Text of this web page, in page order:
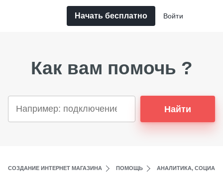
Начать бесплатно Войти
Как вам помочь ?
Найти
СОЗДАНИЕ ИНТЕРНЕТ МАГАЗИНА ПОМОЩЬ АНАЛИТИКА,